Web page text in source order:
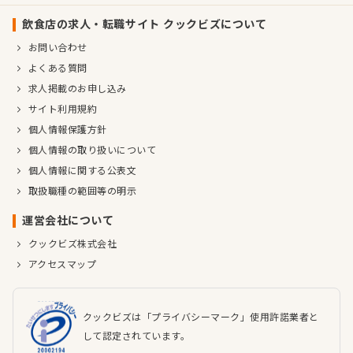
飲食店の求人・転職サイト クックビズについて
お問い合わせ
よくある質問
求人掲載のお申し込み
サイト利用規約
個人情報保護方針
個人情報の取り扱いについて
個人情報に関する公表文
取扱職種の範囲等の明示
運営会社について
クックビズ株式会社
アクセスマップ
クックビズは「プライバシーマーク」使用許諾業者と
して認定されています。